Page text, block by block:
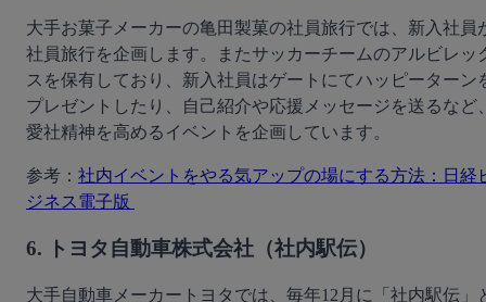
大手お菓子メーカーの亀田製菓の社員旅行では、新入社員
社員旅行を企画します。またサッカーチームのアルビレッ
スを保有しており、新入社員はゲートにてハッピーターン
プレゼントしたり、自己紹介や応援メッセージを送るなど
愛社精神を高めるイベントを企画しています。
参考： 社内イベントをやる気アップの場にする方法：日経
ジネス電子版
6. トヨタ自動車株式会社（社内駅伝）
大手自動車メーカートヨタでは、毎年12月に「社内駅伝」